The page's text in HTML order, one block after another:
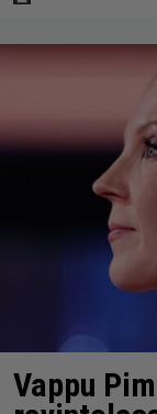
Vappu